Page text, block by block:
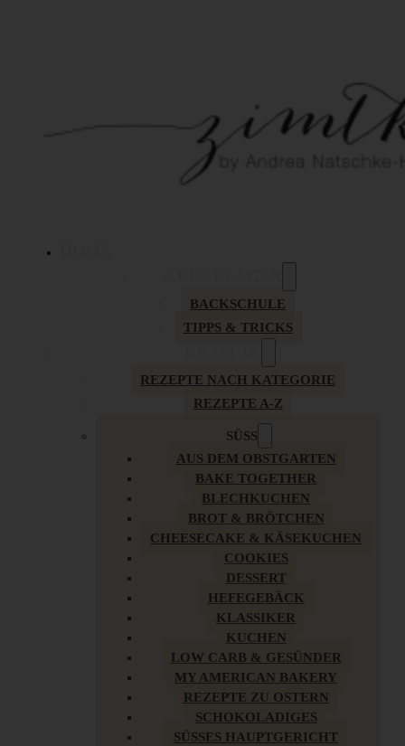
BACKSCHULE
TIPPS & TRICKS
REZEPTE NACH KATEGORIE
REZEPTE A-Z
SÜSS
AUS DEM OBSTGARTEN
BAKE TOGETHER
BLECHKUCHEN
BROT & BRÖTCHEN
CHEESECAKE & KÄSEKUCHEN
COOKIES
DESSERT
HEFEGEBÄCK
KLASSIKER
KUCHEN
LOW CARB & GESÜNDER
MY AMERICAN BAKERY
REZEPTE ZU OSTERN
SCHOKOLADIGES
SÜSSES HAUPTGERICHT